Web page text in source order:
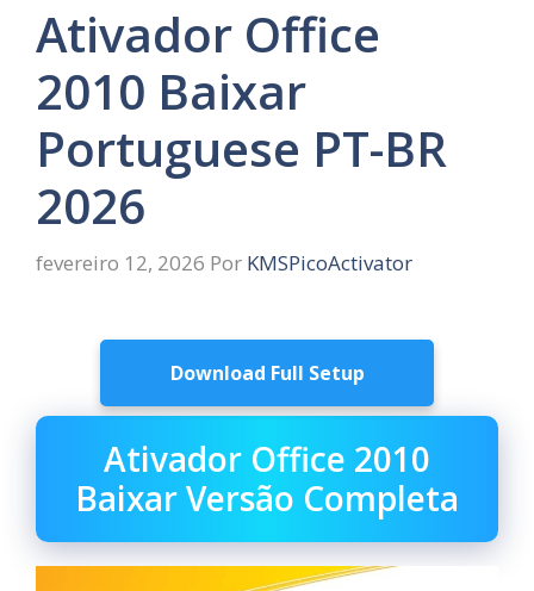
Ativador Office
2010 Baixar
Portuguese PT-BR
2026
fevereiro 12, 2026 Por KMSPicoActivator
Download Full Setup
Ativador Office 2010
Baixar Versão Completa